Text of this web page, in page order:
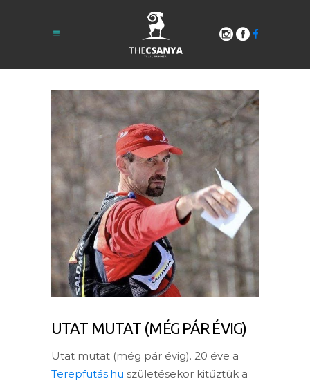
UTAT MUTAT (MÉG PÁR ÉVIG)
Utat mutat (még pár évig). 20 éve a
Terepfutás.hu születésekor kitűztük a